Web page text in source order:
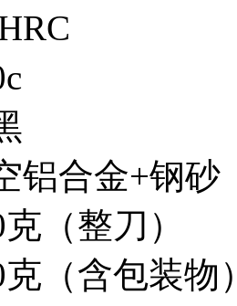
铝合金+钢砂
（整刀）
（含包装物